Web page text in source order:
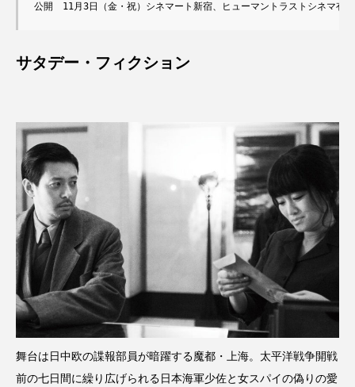
公開　11月3日（金・祝）シネマート新宿、ヒューマントラストシネマ有
サタデー・フィクション
舞台は日中欧の諜報部員が暗躍する魔都・上海。太平洋戦争開戦
前の七日間に繰り広げられる日本海軍少佐と女スパイの偽りの愛